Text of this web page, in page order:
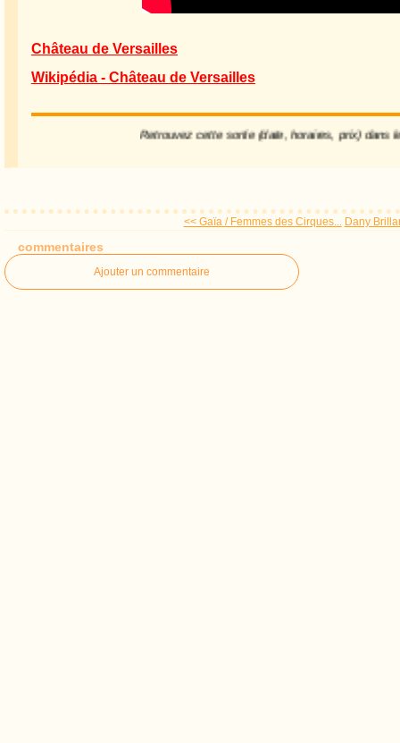
Château de Versailles
Wikipédia - Château de Versailles
Retrouvez cette sortie (date, horaires, prix) dans le
<< Gaïa / Femmes des Cirques... Dany
commentaires
Ajouter un commentaire